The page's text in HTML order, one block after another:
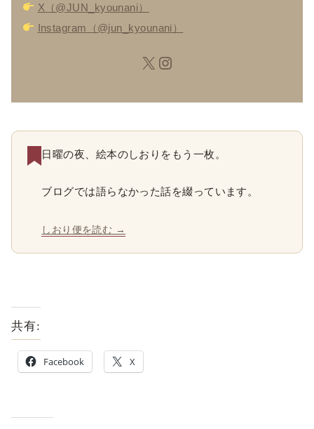
X（@JUN_kyounani）
Instagram（@jun_kyounani）
日曜の夜、絵本のしおりをもう一枚。
ブログでは語らなかった話を綴っています。
しおり便を読む →
共有:
Facebook X